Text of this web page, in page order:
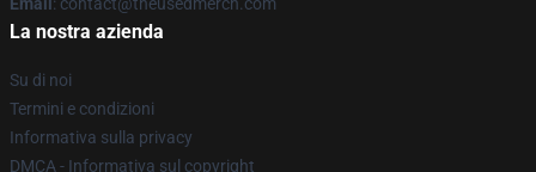
La nostra azienda
Su di noi
Termini e condizioni
Informativa sulla privacy
DMCA - Informativa sul copyright